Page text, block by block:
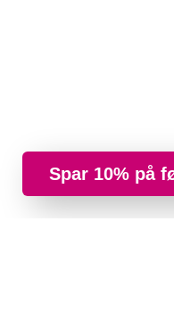
Spar 10% på